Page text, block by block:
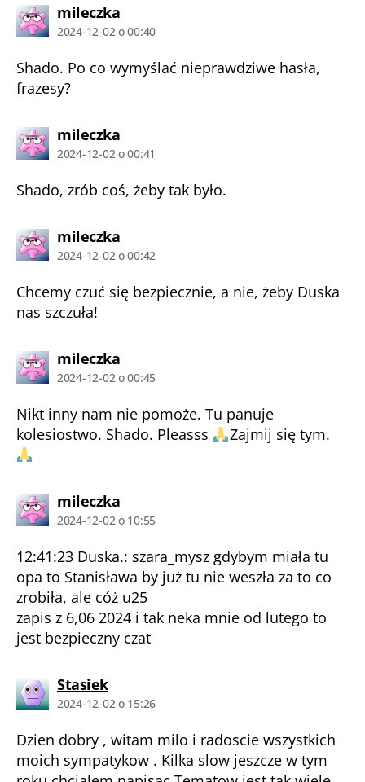
mileczkakomentarz:
2024-12-02 o 00:40
Shado. Po co wymyślać nieprawdziwe hasła,
frazesy?
mileczkakomentarz:
2024-12-02 o 00:41
Shado, zrób coś, żeby tak było.
mileczkakomentarz:
2024-12-02 o 00:42
Chcemy czuć się bezpiecznie, a nie, żeby Duska
nas szczuła!
mileczkakomentarz:
2024-12-02 o 00:45
Nikt inny nam nie pomoże. Tu panuje
kolesiostwo. Shado. Pleasss
Zajmij się tym.
mileczkakomentarz:
2024-12-02 o 10:55
12:41:23 Duska.: szara_mysz gdybym miała tu
opa to Stanisława by już tu nie weszła za to co
zrobiła, ale cóż u25
zapis z 6,06 2024 i tak neka mnie od lutego to
jest bezpieczny czat
Stasiekkomentarz:
2024-12-02 o 15:26
Dzien dobry , witam milo i radoscie wszystkich
moich sympatykow . Kilka slow jeszcze w tym